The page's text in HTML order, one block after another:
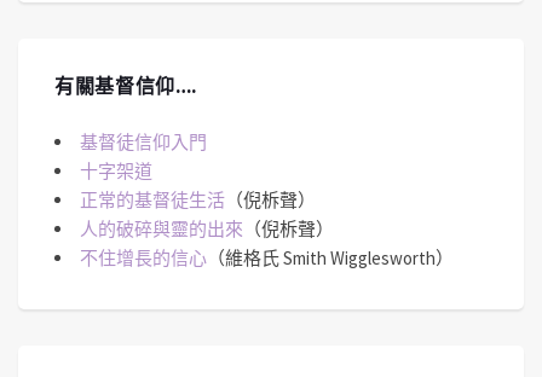
有關基督信仰….
基督徒信仰入門
十字架道
正常的基督徒生活 （倪柝聲）
人的破碎與靈的出來 （倪柝聲）
不住增長的信心 （維格氏 Smith Wigglesworth）